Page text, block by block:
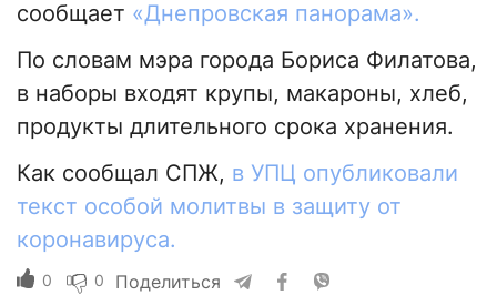
сообщает «Днепровская панорама».
По словам мэра города Бориса Филатова,
в наборы входят крупы, макароны, хлеб,
продукты длительного срока хранения.
Как сообщал СПЖ, в УПЦ опубликовали
текст особой молитвы в защиту от
коронавируса.
0 0 Поделиться